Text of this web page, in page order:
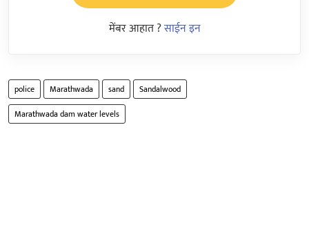
मेंबर आहात ?साईन इन
police Marathwada sand
Sandalwood
Marathwada dam water levels